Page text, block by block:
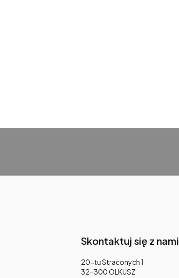
Skontaktuj się z nami
Adres:
20-tu Straconych 1
32-300 OLKUSZ